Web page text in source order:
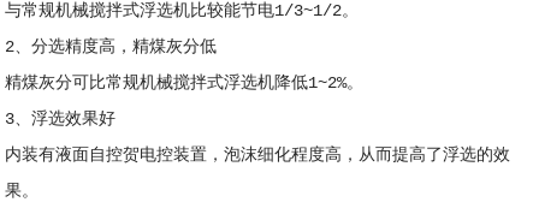
与常规机械搅拌式浮选机比较能节电1/3~1/2。
2、分选精度高，精煤灰分低
精煤灰分可比常规机械搅拌式浮选机降低1~2%。
3、浮选效果好
内装有液面自控贺电控装置，泡沫细化程度高，从而提高了浮选的效
果。